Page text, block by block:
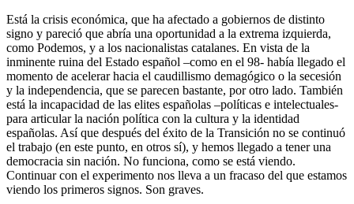
Está la crisis económica, que ha afectado a gobiernos de distinto
signo y pareció que abría una oportunidad a la extrema izquierda,
como Podemos, y a los nacionalistas catalanes. En vista de la
inminente ruina del Estado español –como en el 98- había llegado el
momento de acelerar hacia el caudillismo demagógico o la secesión
y la independencia, que se parecen bastante, por otro lado. También
está la incapacidad de las elites españolas –políticas e intelectuales-
para articular la nación política con la cultura y la identidad
españolas. Así que después del éxito de la Transición no se continuó
el trabajo (en este punto, en otros sí), y hemos llegado a tener una
democracia sin nación. No funciona, como se está viendo.
Continuar con el experimento nos lleva a un fracaso del que estamos
viendo los primeros signos. Son graves.